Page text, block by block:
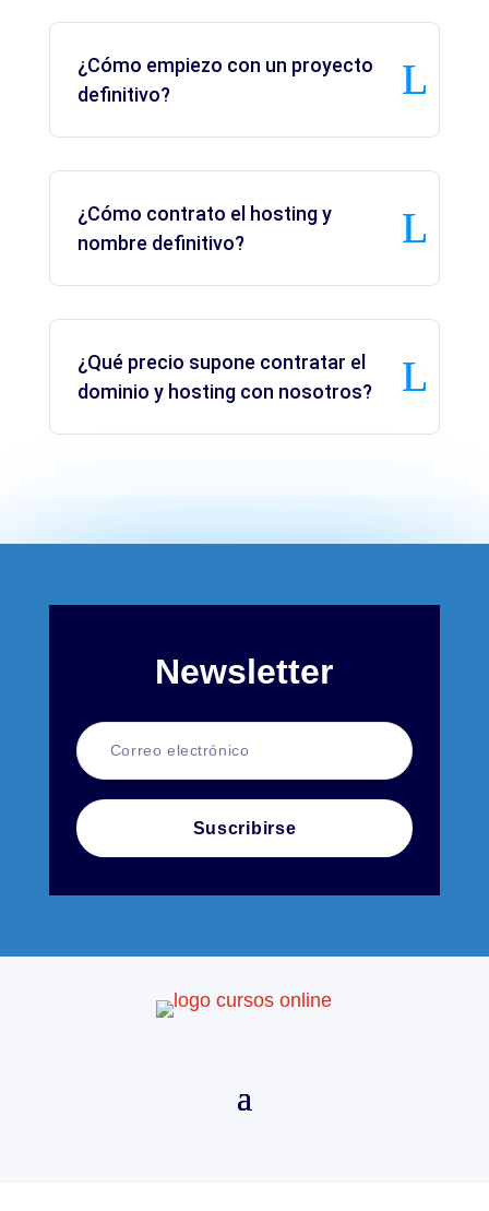
¿Cómo empiezo con un proyecto
definitivo?
¿Cómo contrato el hosting y
nombre definitivo?
¿Qué precio supone contratar el
dominio y hosting con nosotros?
Newsletter
Suscribirse